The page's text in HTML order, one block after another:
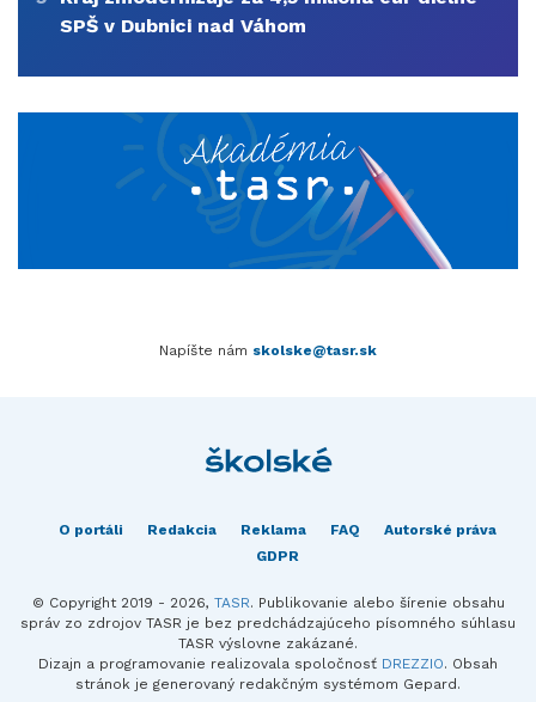
SPŠ v Dubnici nad Váhom
Napíšte nám skolske@tasr.sk
O portáli Redakcia Reklama FAQ
Autorské práva
GDPR
© Copyright 2019 - 2026, TASR. Publikovanie alebo šírenie obsahu
správ zo zdrojov TASR je bez predchádzajúceho písomného súhlasu
TASR výslovne zakázané.
Dizajn a programovanie realizovala spoločnosť DREZZIO. Obsah
stránok je generovaný redakčným systémom Gepard.